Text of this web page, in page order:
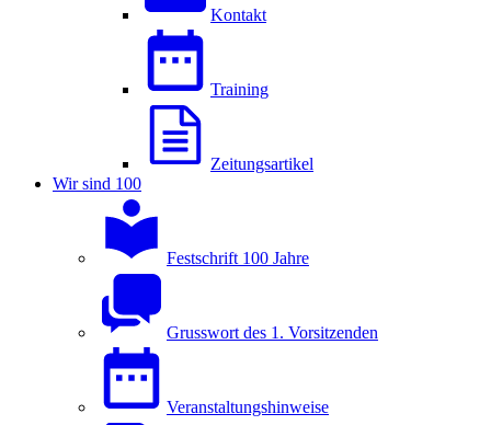
Kontakt
Training
Zeitungsartikel
Wir sind 100
Festschrift 100 Jahre
Grusswort des 1. Vorsitzenden
Veranstaltungshinweise